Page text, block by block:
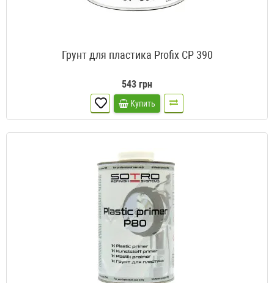
Грунт для пластика Profix CP 390
543 грн
Купить